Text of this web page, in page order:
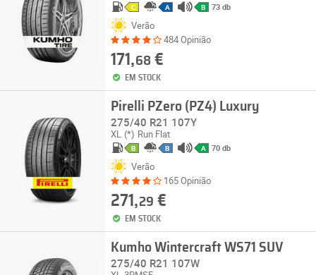
C A B 73 db
Verão
484 Opinião
171,68€
EM STOCK
Pirelli PZero (PZ4) Luxury
275/40 R21 107Y
XL (*) Run Flat
B B A 70 db
Verão
165 Opinião
271,29 €
EM STOCK
Kumho Wintercraft WS71 SUV
275/40 R21 107W